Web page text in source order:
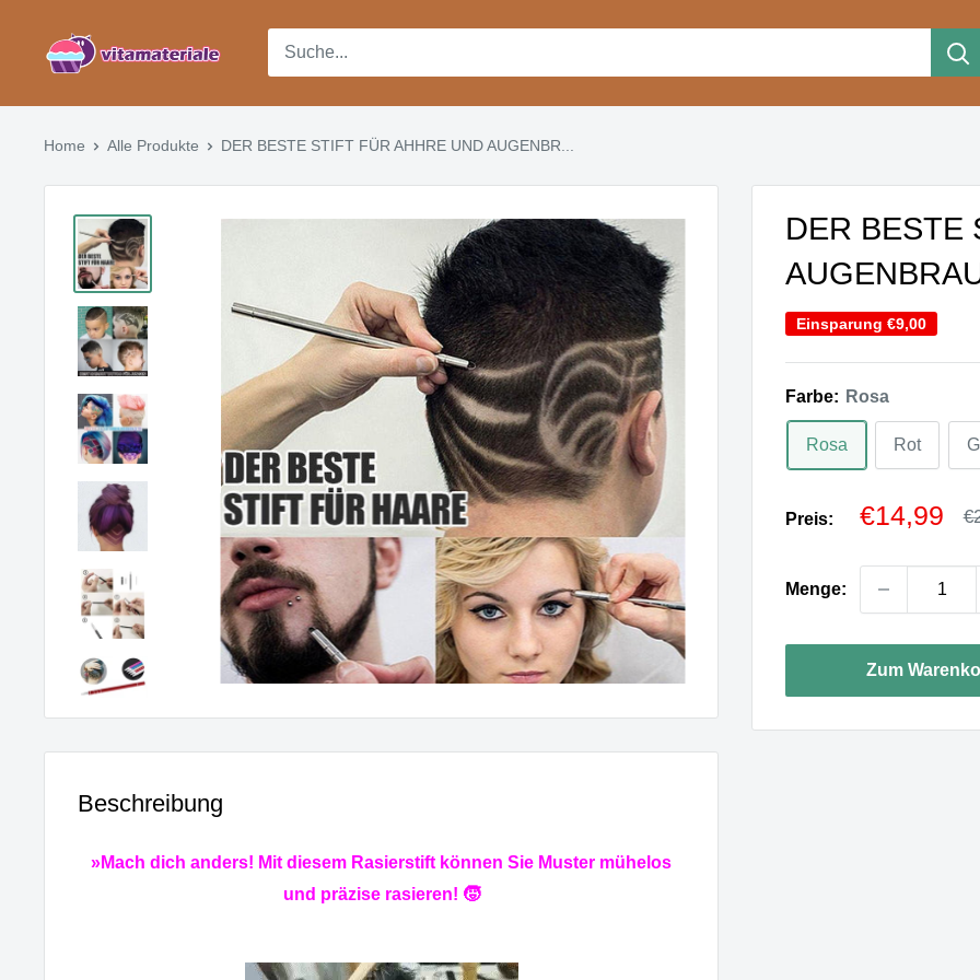
Vitamateriale
Home Alle Produkte DER BESTE STIFT FÜR AHHRE UND AUGENBR...
DER BESTE
Einsparung €9,00
Farbe: Rosa
Rosa Rot
Preis: €14,99
Menge:
Zum
Beschreibung
»Mach dich anders! Mit diesem Rasierstift können Sie Muster mühelos
und präzise rasieren! 🧒